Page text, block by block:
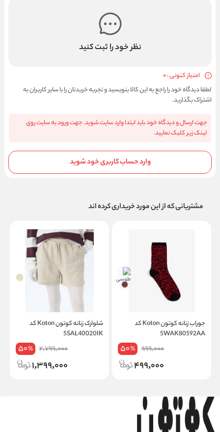
نظر خود را ثبت کنید
امتیاز کنونی : 0
لطفا دیدگاه خود را راجع به این کالا بنویسید و تجربه خریدتان را با سایر کاربران به
اشتراک بگذارید.
جهت ارسال و دیدگاه خود باید ابتدا وارد سایت شوید. جهت ورود به سایت روی
لینک زیر کلیک نمایید.
وارد حساب کاربری خود شوید
مشتریانی که از این مورد خریداری کرده اند
جوراب زنانه کوتون Koton کد
5WAK80592AA
999,000
50%
499,000
شلوارک زنانه کوتون Koton کد
5SAL40020IK
2,799,000
50%
1,399,000